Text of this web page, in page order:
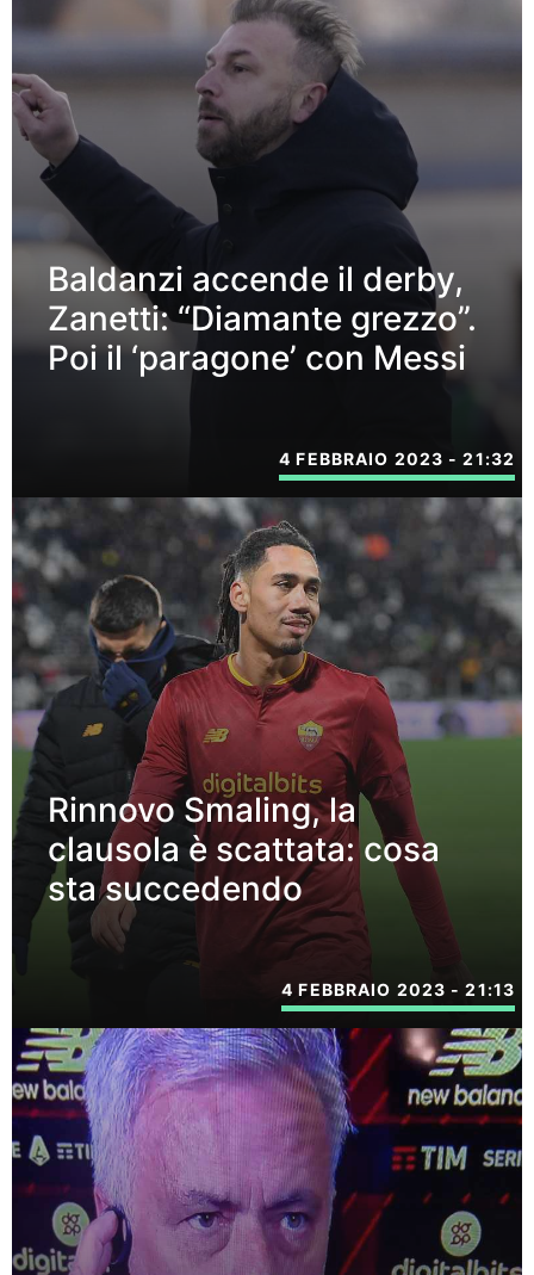
Baldanzi accende il derby,
Zanetti: “Diamante grezzo”.
Poi il ‘paragone’ con Messi
4 FEBBRAIO 2023 - 21:32
Rinnovo Smaling, la
clausola è scattata: cosa
sta succedendo
4 FEBBRAIO 2023 - 21:13